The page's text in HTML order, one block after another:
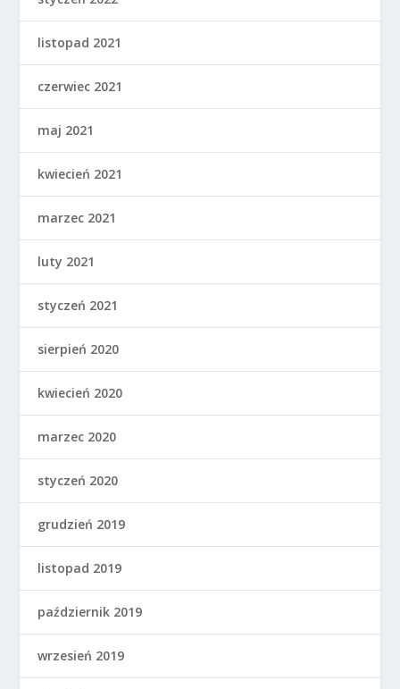
listopad 2021
czerwiec 2021
maj 2021
kwiecień 2021
marzec 2021
luty 2021
styczeń 2021
sierpień 2020
kwiecień 2020
marzec 2020
styczeń 2020
grudzień 2019
listopad 2019
październik 2019
wrzesień 2019